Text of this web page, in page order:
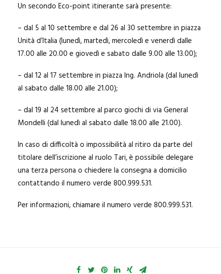
Un secondo Eco-point itinerante sarà presente:
– dal 5 al 10 settembre e dal 26 al 30 settembre in piazza
Unità d’Italia (lunedì, martedì, mercoledì e venerdì dalle
17.00 alle 20.00 e giovedì e sabato dalle 9.00 alle 13.00);
– dal 12 al 17 settembre in piazza Ing. Andriola (dal lunedì
al sabato dalle 18.00 alle 21.00);
– dal 19 al 24 settembre al parco giochi di via General
Mondelli (dal lunedì al sabato dalle 18.00 alle 21.00).
In caso di difficoltà o impossibilità al ritiro da parte del
titolare dell’iscrizione al ruolo Tari, è possibile delegare
una terza persona o chiedere la consegna a domicilio
contattando il numero verde 800.999.531.
Per informazioni, chiamare il numero verde 800.999.531.